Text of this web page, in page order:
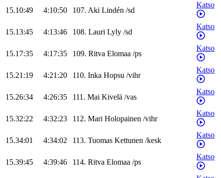
15.10:49 4:10:50 107. Aki Lindén /sd
Katso
15.13:45 4:13:46 108. Lauri Lyly /sd
Katso
15.17:35 4:17:35 109. Ritva Elomaa /ps
Katso
15.21:19 4:21:20 110. Inka Hopsu /vihr
Katso
15.26:34 4:26:35 111. Mai Kivelä /vas
Katso
15.32:22 4:32:23 112. Mari Holopainen /vihr
Katso
15.34:01 4:34:02 113. Tuomas Kettunen /kesk
Katso
15.39:45 4:39:46 114. Ritva Elomaa /ps
Katso